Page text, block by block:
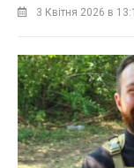
3 Квітня 2026 в